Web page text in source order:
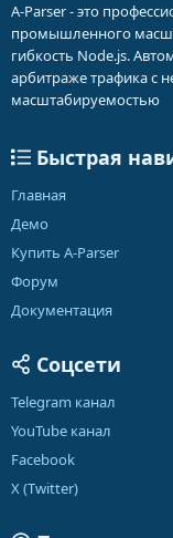
A-Parser - это
промышленного
гибкость Node.js.
арбитраже трафика с
масштабируемостью
Быстрая
Главная
Демо
Купить A-Parser
Форум
Документация
Соцсети
Telegram канал
YouTube канал
Facebook
X (Twitter)